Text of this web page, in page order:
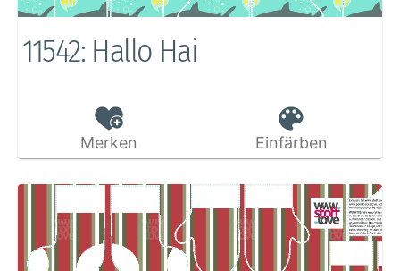
11542: Hallo Hai
Merken Einfärben